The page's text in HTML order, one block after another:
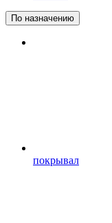
По назначению
покрывал